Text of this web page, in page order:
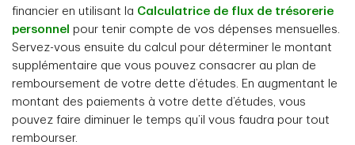
financier en utilisant la Calculatrice de flux de trésorerie
personnel pour tenir compte de vos dépenses mensuelles.
Servez-vous ensuite du calcul pour déterminer le montant
supplémentaire que vous pouvez consacrer au plan de
remboursement de votre dette d’études. En augmentant le
montant des paiements à votre dette d’études, vous
pouvez faire diminuer le temps qu’il vous faudra pour tout
rembourser.